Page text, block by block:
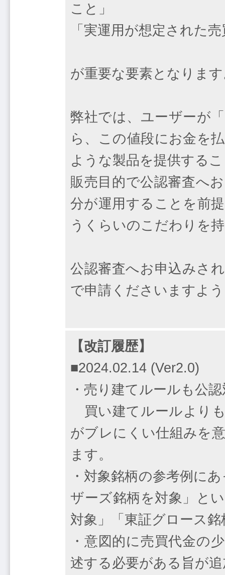
こと」
「実運用が想定された
が重要な要素となりま
弊社では、ユーザーが
ら、この値段にお金を
ような製品を提供する
販売目的で公認審査へ
分が運用することを前
うくらいのこだわりを
公認審査へお申込みさ
で申請くださいますよ
【改訂履歴】
■2024.02.14 (Ver2.0)
・売り建てルールも公
買い建てルールより
がブレにくい仕組みを
ます。
・対象銘柄の参考例に
ザーズ銘柄を対象」と
対象」「東証グロース
・意図的に売買代金の
述する必要がある旨が